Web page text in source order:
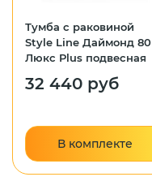
Тумба с раковиной
Style Line Даймонд 80
Люкс Plus подвесная
32 440 руб
В комплекте